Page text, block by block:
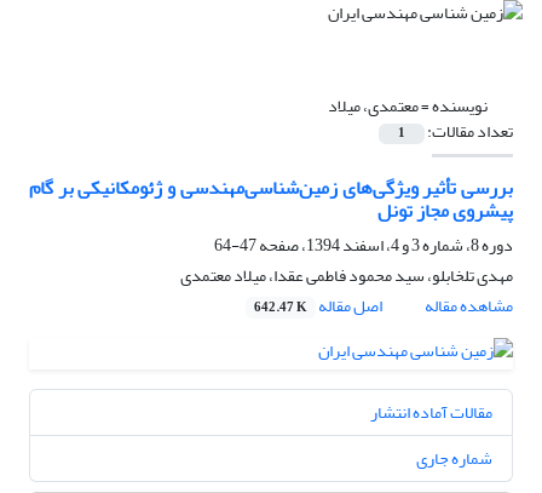
نویسنده =معتمدی، میلاد
تعداد مقالات: 1
بررسی تأثیر ویژگی‌های زمین‌شناسی‌مهندسی و ژئومکانیکی بر گام
پیشروی مجاز تونل
دوره 8، شماره 3 و 4، اسفند 1394، صفحه
47-64
مهدی تلخابلو، سید محمود فاطمی عقدا، میلاد معتمدی
مشاهده مقاله
اصل مقاله 642.47 K
مقالات آماده انتشار
شماره جاری